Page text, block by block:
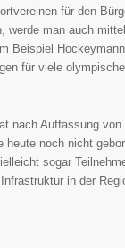
für den
werde man auch
Beispiel
für viele
nach Auffassung von
heute noch nicht
sogar
in der